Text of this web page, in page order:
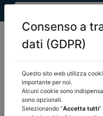
Seleziona una categoria:
COMUNICAZIONI
Consenso a
dati (GDPR)
Questo sito web utilizza
importante per noi.
Alcuni cookie sono
sono opzionali.
Selezionando “Accetta tutti